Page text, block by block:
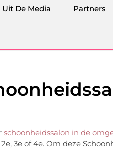
Uit De Media Partners
schoonheidssalon in de
3e of 4e. Om deze